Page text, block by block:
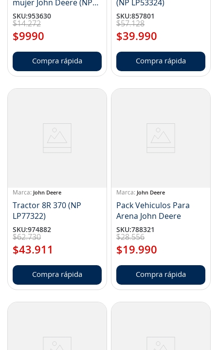
mujer John Deere (NP
LP76869)
SKU:953630
$14.272
$9990
Compra rápida
(NP LP53324)
SKU:857801
$57.128
$39.990
Compra rápida
John Deere
Tractor 8R 370 (NP
LP77322)
SKU:974882
$62.730
$43.911
Compra rápida
John Deere
Pack Vehiculos Para
Arena John Deere
SKU:788321
$28.556
$19.990
Compra rápida